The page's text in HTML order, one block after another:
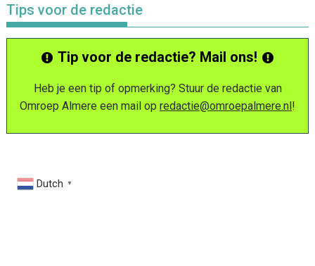
Tips voor de redactie
Tip voor de redactie? Mail ons!
Heb je een tip of opmerking? Stuur de redactie van
Omroep Almere een mail op redactie@omroepalmere.nl!
Dutch ▼